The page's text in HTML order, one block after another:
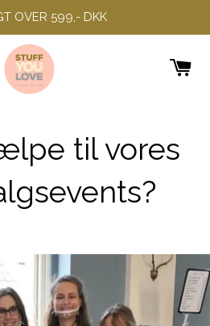
OVER 599,- DKK
til vores